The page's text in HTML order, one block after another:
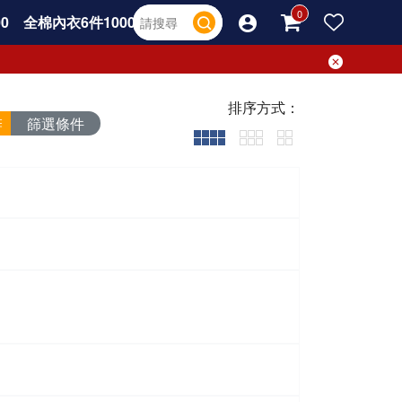
全棉內衣6件1000
篩選條件
排序方式：